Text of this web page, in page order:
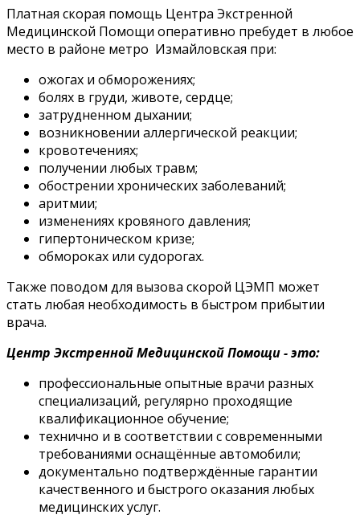
Платная скорая помощь Центра Экстренной
Медицинской Помощи оперативно пребудет в любое
место в районе метро Измайловская при:
ожогах и обморожениях;
болях в груди, животе, сердце;
затрудненном дыхании;
возникновении аллергической реакции;
кровотечениях;
получении любых травм;
обострении хронических заболеваний;
аритмии;
изменениях кровяного давления;
гипертоническом кризе;
обмороках или судорогах.
Также поводом для вызова скорой ЦЭМП может
стать любая необходимость в быстром прибытии
врача.
Центр Экстренной Медицинской Помощи - это:
профессиональные опытные врачи разных
специализаций, регулярно проходящие
квалификационное обучение;
технично и в соответствии с современными
требованиями оснащённые автомобили;
документально подтверждённые гарантии
качественного и быстрого оказания любых
медицинских услуг.